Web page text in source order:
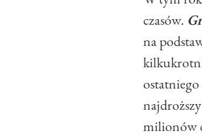
czasów.
na
milionów